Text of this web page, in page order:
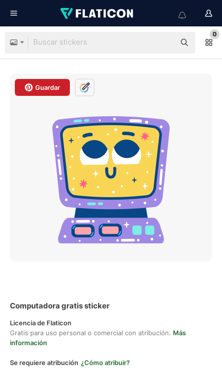
0
Guardar
Computadora gratis sticker
Licencia de Flaticon
Gratis para uso personal o comercial con atribución. Más
información
Se requiere atribución ¿Cómo atribuir?